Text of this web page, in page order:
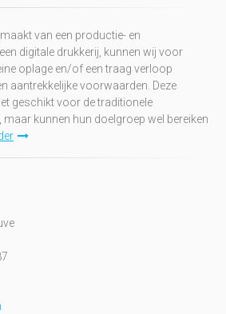
van een productie- en
digitale drukkerij, kunnen wij voor
oplage en/of een traag verloop
aantrekkelijke voorwaarden. Deze
geschikt voor de traditionele
kunnen hun doelgroep wel bereiken